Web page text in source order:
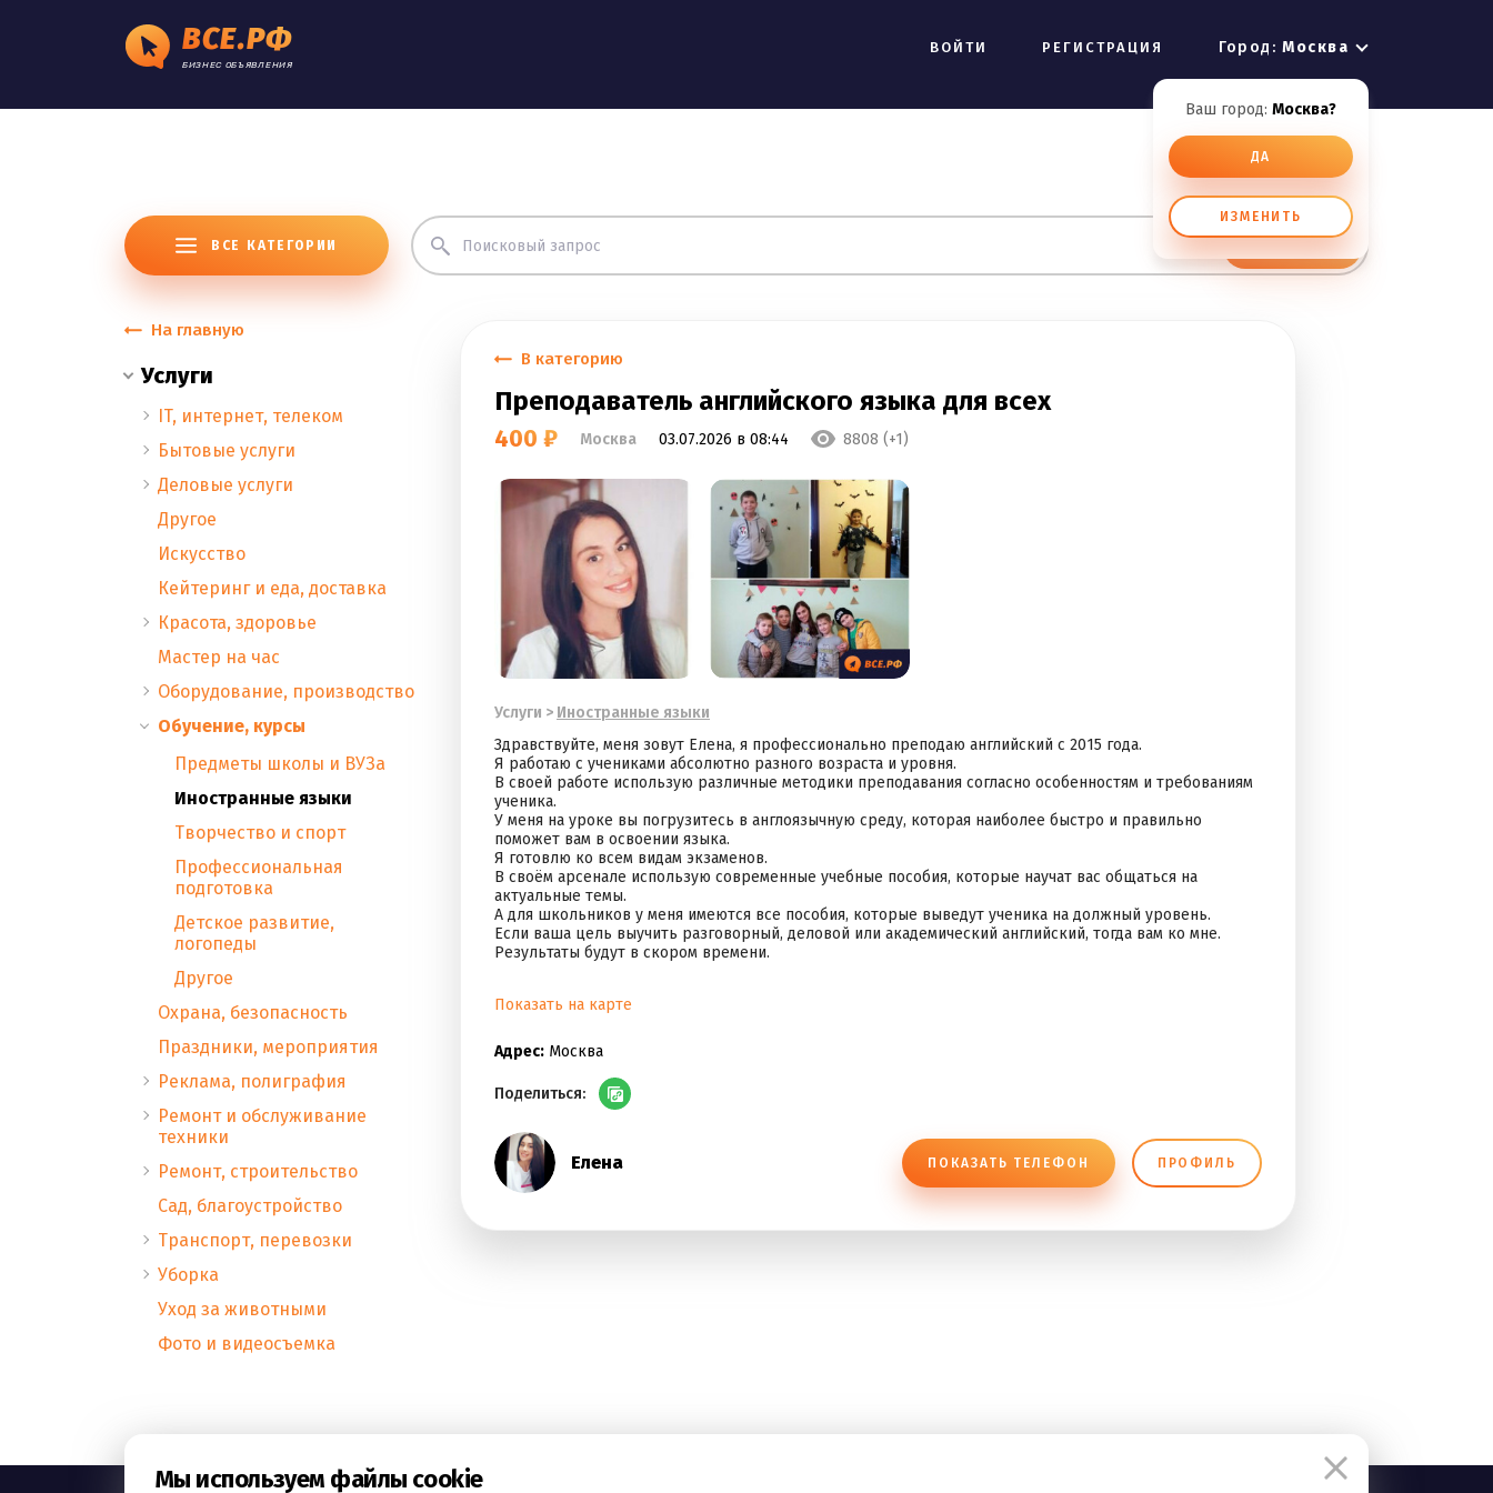
ВСЕ.РФ
БИЗНЕС ОБЪЯВЛЕНИЯ
ВОЙТИ РЕГИСТРАЦИЯ Город:Москва
Ваш город: Москва?
ДА
ИЗМЕНИТЬ
ВСЕ КАТЕГОРИИ
На главную
Услуги
IT, интернет, телеком
Бытовые услуги
Деловые услуги
Другое
Искусство
Кейтеринг и еда, доставка
Красота, здоровье
Мастер на час
Оборудование, производство
Обучение, курсы
Предметы школы и ВУЗа
Иностранные языки
Творчество и спорт
Профессиональная
подготовка
Детское развитие,
логопеды
Другое
Охрана, безопасность
Праздники, мероприятия
Реклама, полиграфия
Ремонт и обслуживание
техники
Ремонт, строительство
Сад, благоустройство
Транспорт, перевозки
Уборка
Уход за животными
Фото и видеосъемка
В категорию
Преподаватель английского языка для всех
400 ₽ Москва 03.07.2026 в 08:44 8808 (+1)
Услуги > Иностранные языки
Здравствуйте, меня зовут Елена, я профессионально преподаю английский с 2015 года.
Я работаю с учениками абсолютно разного возраста и уровня.
В своей работе использую различные методики преподавания согласно особенностям и требованиям
ученика.
У меня на уроке вы погрузитесь в англоязычную среду, которая наиболее быстро и правильно
поможет вам в освоении языка.
Я готовлю ко всем видам экзаменов.
В своём арсенале использую современные учебные пособия, которые научат вас общаться на
актуальные темы.
А для школьников у меня имеются все пособия, которые выведут ученика на должный уровень.
Если ваша цель выучить разговорный, деловой или академический английский, тогда вам ко мне.
Результаты будут в скором времени.
Показать на карте
Адрес: Москва
Поделиться:
Елена ПОКАЗАТЬ ТЕЛЕФОН ПРОФИЛЬ
Мы используем файлы cookie